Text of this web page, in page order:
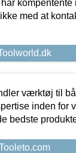
med at
værktøj til
inden
bedste